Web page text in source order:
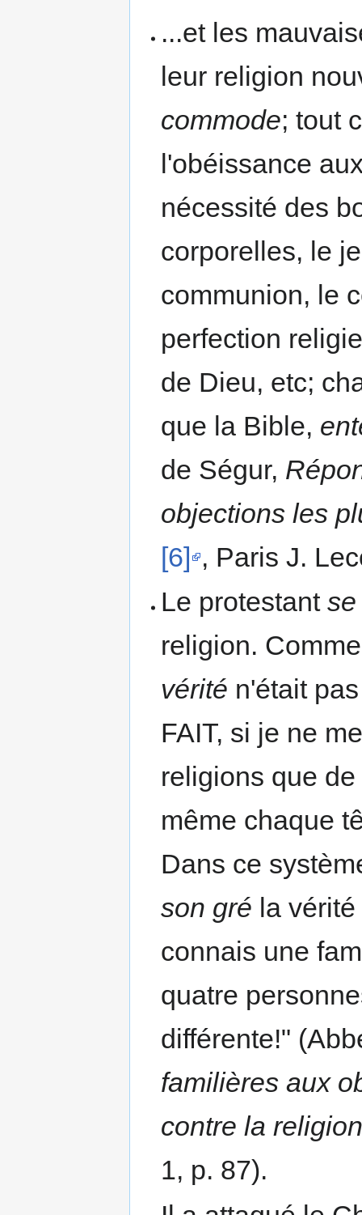
...et les
leur religion
commode; tout
l'obéissance
nécessité des
corporelles, le
communion, le
perfection
de Dieu, etc;
que la Bible,
de Ségur,
objections les
[6] , Paris J.
Le protestant
religion.
vérité n'était
FAIT, si je ne
religions que
même chaque
Dans ce
son gré la
connais une
quatre
différente!"
familières aux
contre la
1, p. 87).